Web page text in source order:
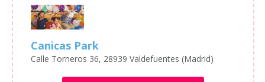
Canicas Park
Calle Torneros 36, 28939 Valdefuentes (Madrid)